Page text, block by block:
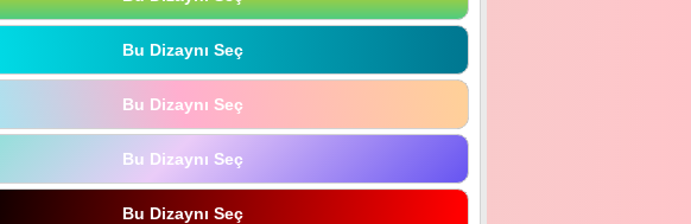
Bu Dizaynı Seç
Bu Dizaynı Seç
Bu Dizaynı Seç
Bu Dizaynı Seç